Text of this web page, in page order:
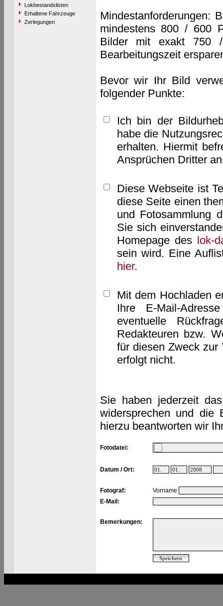
Lokbestandslisten
Erhaltene Fahrzeuge
Zerlegungen
Mindestanforderungen:
mindestens 800 / 600
Bilder mit exakt 750
Bearbeitungszeit
Bevor wir Ihr Bild
folgender Punkte:
Ich bin der
habe die
erhalten. Hiermit
Ansprüchen Dritter
Diese Webseite ist
diese Seite einen
und Fotosammlung
Sie sich
Homepage des lok-
sein wird. Eine
hier.
Mit dem Hochladen
Ihre E-Mail-
eventuelle
Redakteuren bzw.
für diesen Zweck zur
erfolgt nicht.
Sie haben jederzeit
widersprechen und die
hierzu beantworten wir
Fotodatei:
Datum / Ort:
Fotograf:
Vorname
E-Mail:
Bemerkungen: